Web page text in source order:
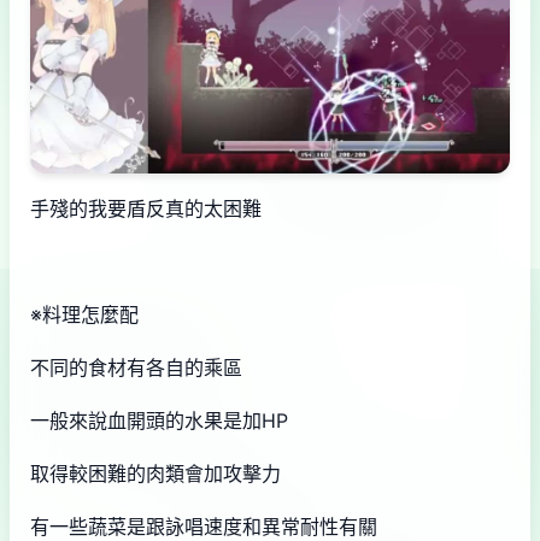
手殘的我要盾反真的太困難
※料理怎麼配
不同的食材有各自的乘區
一般來說血開頭的水果是加HP
取得較困難的肉類會加攻擊力
有一些蔬菜是跟詠唱速度和異常耐性有關